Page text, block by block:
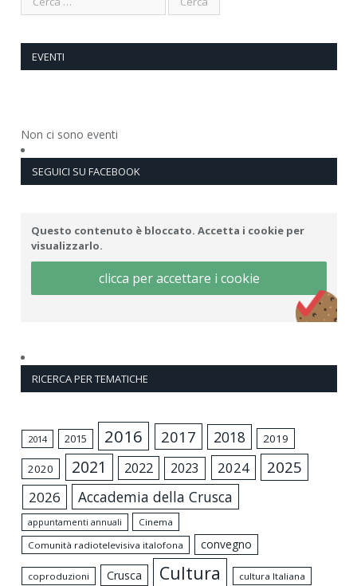
EVENTI
Non ci sono eventi
SEGUICI SU FACEBOOK
Questo contenuto è bloccato. Accetta i cookie per
visualizzarlo.
clicca per accettare i cookie
RICERCA PER TEMATICHE
2014 2015 2016 2017 2018 2019
2020 2021 2022 2023 2024 2025
2026 Accademia della Crusca
appuntamenti annuali
Cinema
Comunità radiotelevisiva italofona
convegno
coproduzioni Crusca Cultura
cultura Italiana